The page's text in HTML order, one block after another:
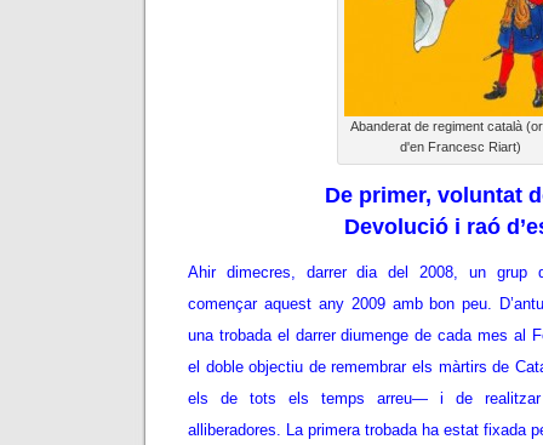
Abanderat de regiment català
d'en Francesc Riart)
De primer, voluntat
Devolució i raó
Ahir dimecres, darrer dia del 2008, un grup
començar aquest any 2009 amb bon peu.
una trobada el darrer diumenge de cada mes al
el doble objectiu de remembrar els màrtirs de
els de tots els temps arreu— i de realitzar
alliberadores. La primera trobada ha estat fixada